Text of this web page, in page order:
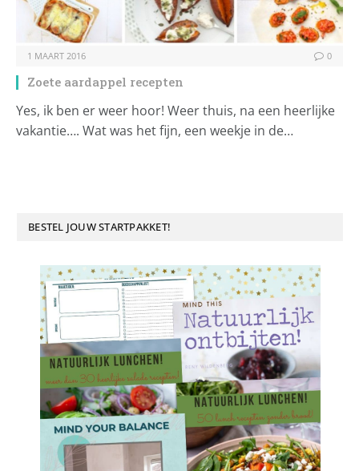
1 MAART 2016 0
Zoete aardappel recepten
Yes, ik ben er weer hoor! Weer thuis, na een heerlijke
vakantie…. Wat was het fijn, een weekje in de…
BESTEL JOUW STARTPAKKET!